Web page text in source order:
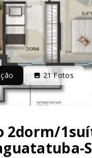
21Fotos
2dorm/